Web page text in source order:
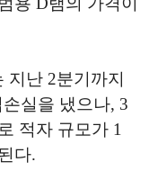
지난 2분기까지
실을 냈으나, 3
적자 규모가 1
다.